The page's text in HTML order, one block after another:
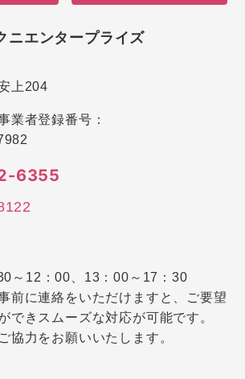
ニエンタープライズ
上204
業者登録番号：
6355
～12：00、13：00～17：30
前に連絡をいただけますと、ご要望
できスムーズな対応が可能です。
協力をお願いいたします。